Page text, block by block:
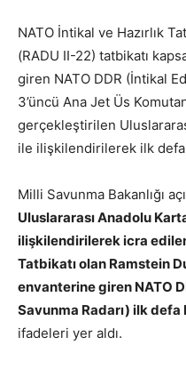
NATO İntikal ve Hazırlık
(RADU II-22) tatbikatı
giren NATO DDR (İntikal
3’üncü Ana Jet Üs
gerçekleştirilen
ile ilişkilendirilerek ilk
Milli Savunma Bakanlığı
Uluslararası Anadolu
ilişkilendirilerek icra
Tatbikatı olan Ramstein
envanterine giren NATO
Savunma Radarı) ilk
ifadeleri yer aldı.